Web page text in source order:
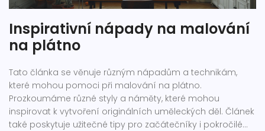
Inspirativní nápady na malování
na plátno
Tato článka se věnuje různým nápadům a technikám,
které mohou pomoci při malování na plátno.
Prozkoumáme různé styly a náměty, které mohou
inspirovat k vytvoření originálních uměleckých děl. Článek
také poskytuje užitečné tipy pro začátečníky i pokročilé